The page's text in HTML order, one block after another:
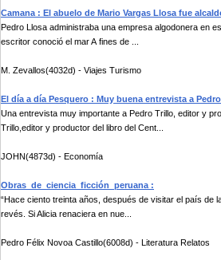
Camana : El abuelo de Mario Vargas Llosa fue
Pedro Llosa administraba una empresa algodonera en
escritor conoció el mar A fines de ...
M. Zevallos(4032d) - Viajes Turismo
El día a día Pesquero : Muy buena entrevista a
Una entrevista muy importante a Pedro Trillo, editor y
Trillo,editor y productor del libro del Cent...
JOHN(4873d) - Economía
Obras_de_ciencia_ficción_peruana :
“Hace ciento treinta años, después de visitar el país de
revés. Si Alicia renaciera en nue...
Pedro Félix Novoa Castillo(6008d) - Literatura Relatos